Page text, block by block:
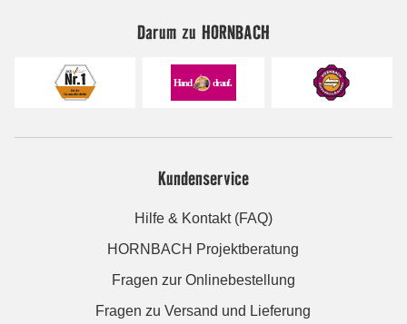
Darum zu HORNBACH
Kundenservice
Hilfe & Kontakt (FAQ)
HORNBACH Projektberatung
Fragen zur Onlinebestellung
Fragen zu Versand und Lieferung